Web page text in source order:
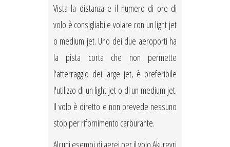
Vista la distanza e il numero di ore di
volo è consigliabile volare con un light jet
o medium jet. Uno dei due aeroporti ha
la pista corta che non permette
l'atterraggio dei large jet, è preferibile
l'utilizzo di un light jet o di un medium jet.
Il volo è diretto e non prevede nessuno
stop per rifornimento carburante.